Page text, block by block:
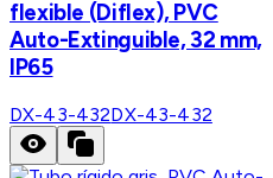
flexible (Diflex), PVC
Auto-Extinguible, 32 mm,
IP65
DX-43-432DX-43-432